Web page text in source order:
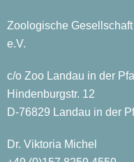
Zoologische
e.V.
c/o Zoo Landau in der
Hindenburgstr. 12
D-76829 Landau in der
Dr. Viktoria Michel